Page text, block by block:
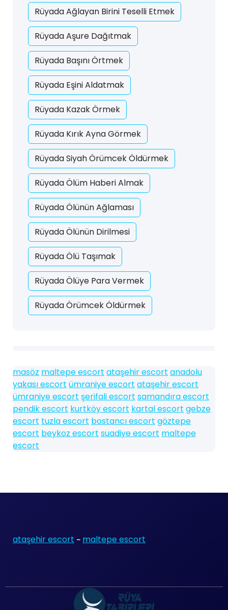
Rüyada Ağlayan Birini Teselli Etmek
Rüyada Aşure Dağıtmak
Rüyada Başını Örtmek
Rüyada Eşini Aldatmak
Rüyada Kazak Örmek
Rüyada Kırık Ayna Görmek
Rüyada Siyah Örümcek Öldürmek
Rüyada Ölüm Haberi Almak
Rüyada Ölünün Ağlaması
Rüyada Ölünün Dirilmesi
Rüyada Ölü Taşımak
Rüyada Ölüye Para Vermek
Rüyada Örümcek Öldürmek
masöz maltepe escort ataşehir escort anadolu
yakası escort ümraniye escort ataşehir escort
ümraniye escort şerifali escort samandıra escort
pendik escort kurtköy escort kartal escort gebze
escort tuzla escort bostancı escort göztepe
escort beykoz escort suadiye escort maltepe
escort
ataşehir escort ~ maltepe escort